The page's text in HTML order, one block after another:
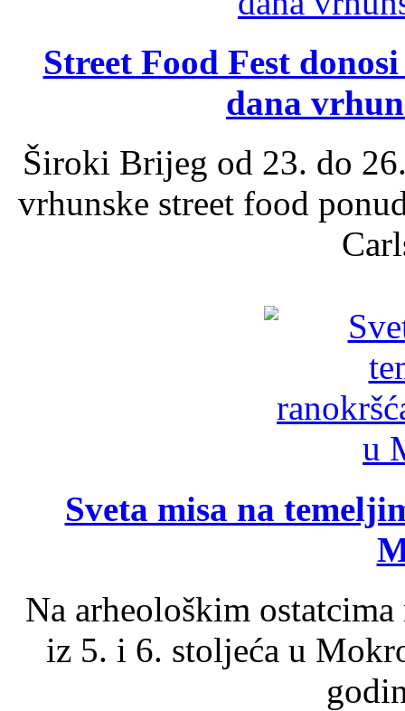
Street Food Fest
dana
Široki Brijeg od 23. do
vrhunske street food
Sveta misa na
Na arheološkim
iz 5. i 6. stoljeća u